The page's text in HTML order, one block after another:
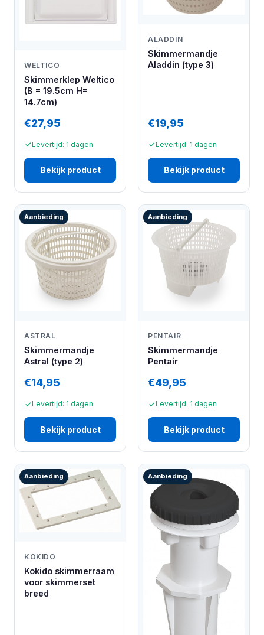
WELTICO
Skimmerklep Weltico
(B = 19.5cm H=
14.7cm)
€27,95
Levertijd: 1 dagen
Bekijk product
ALADDIN
Skimmermandje
Aladdin (type 3)
€19,95
Levertijd: 1 dagen
Bekijk product
Aanbieding
ASTRAL
Skimmermandje
Astral (type 2)
€14,95
Levertijd: 1 dagen
Bekijk product
Aanbieding
PENTAIR
Skimmermandje
Pentair
€49,95
Levertijd: 1 dagen
Bekijk product
Aanbieding
KOKIDO
Kokido skimmerraam
voor skimmerset
breed
Aanbieding